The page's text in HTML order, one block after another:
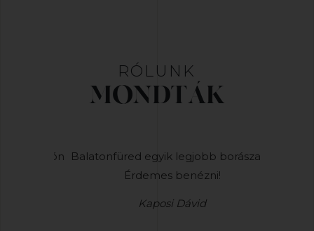
RÓLUNK
MONDTÁK
Balatonfüred egyik legjobb borászata!
Érdemes benézni!
Kaposi Dávid